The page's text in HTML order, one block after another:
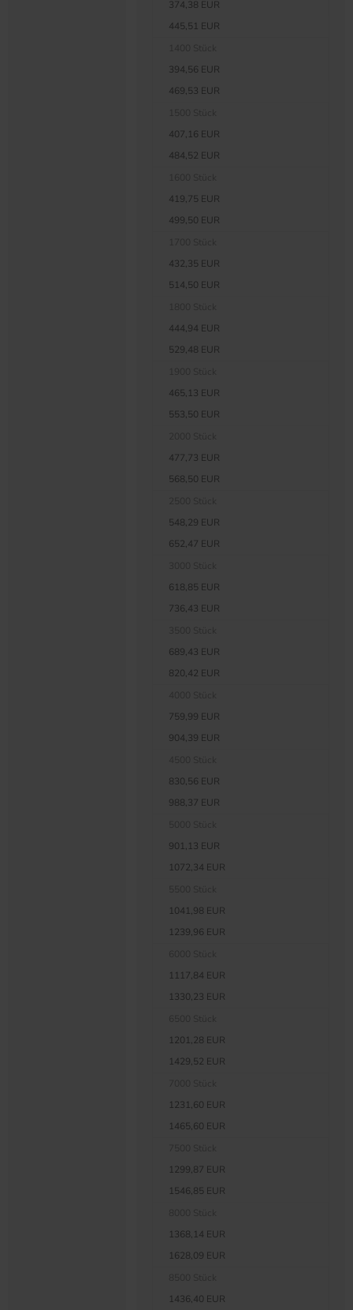
374,38 EUR
445,51 EUR
394,56 EUR
469,53 EUR
407,16 EUR
484,52 EUR
419,75 EUR
499,50 EUR
432,35 EUR
514,50 EUR
444,94 EUR
529,48 EUR
465,13 EUR
553,50 EUR
477,73 EUR
568,50 EUR
548,29 EUR
652,47 EUR
618,85 EUR
736,43 EUR
689,43 EUR
820,42 EUR
759,99 EUR
904,39 EUR
830,56 EUR
988,37 EUR
901,13 EUR
1072,34 EUR
1041,98 EUR
1239,96 EUR
1117,84 EUR
1330,23 EUR
1201,28 EUR
1429,52 EUR
1231,60 EUR
1465,60 EUR
1299,87 EUR
1546,85 EUR
1368,14 EUR
1628,09 EUR
1436,40 EUR